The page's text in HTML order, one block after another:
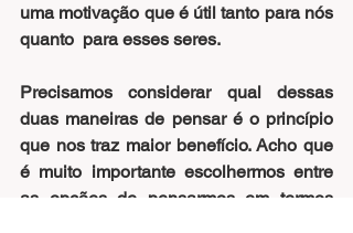
uma motivação que é útil tanto para nós
quanto  para esses seres.
Precisamos considerar qual dessas
duas maneiras de pensar é o princípio
que nos traz maior benefício. Acho que
é muito importante escolhermos entre
as opções de pensarmos em termos